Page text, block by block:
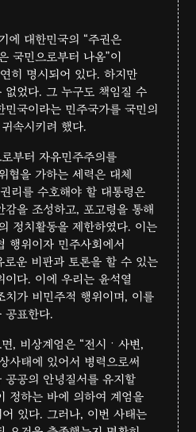
에 대한민국의 “주권은
국민으로부터 나옴”이
히 명시되어 있다. 하지만
없었다. 그 누구도 책임질 수
국이라는 민주국가를 국민의
속시키려 했다.
부터 자유민주주의를
협을 가하는 세력은 대체
리를 수호해야 할 대통령은
을 조성하고, 포고령을 통해
정치활동을 제한하였다. 이는
행위이자 민주사회에서
로운 비판과 토론을 할 수 있는
다. 이에 우리는 윤석열
치가 비민주적 행위이며, 이를
공표한다.
, 비상계엄은 “전시ㆍ사변,
사태에 있어서 병력으로써
공의 안녕질서를 유지할
정하는 바에 의하여 계엄을
있다. 그러나, 이번 사태는